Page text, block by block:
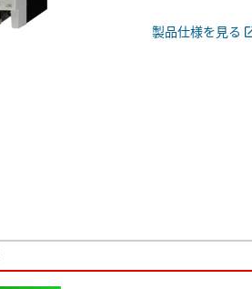
製品仕様を見る